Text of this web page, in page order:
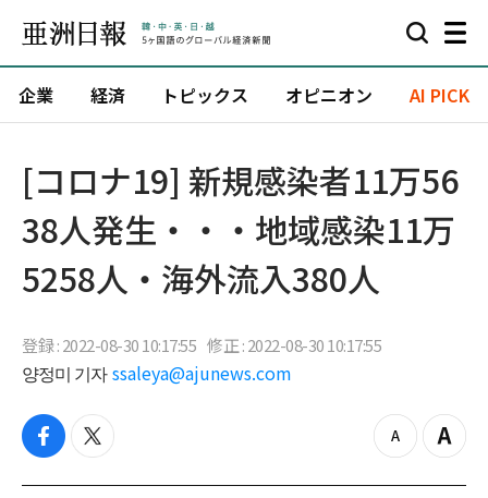
企業 経済 トピックス オピニオン AI PICK
[コロナ19] 新規感染者11万56
38人発生・・・地域感染11万
5258人・海外流入380人
登録 : 2022-08-30 10:17:55 修正 : 2022-08-30 10:17:55
양정미 기자 ssaleya@ajunews.com
f
c
t
i
z
o
Z
o